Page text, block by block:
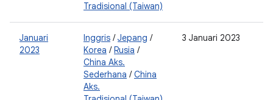
Tradisional (Taiwan)
Januari
2023
Inggris /Jepang /
Korea /Rusia /
China Aks.
Sederhana /China
Aks.
3 Januari 2023